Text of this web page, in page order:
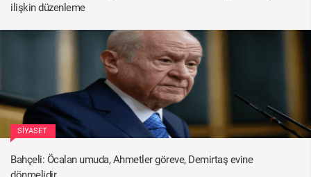
ilişkin düzenleme
SIYASET
Bahçeli: Öcalan umuda, Ahmetler göreve, Demirtaş evine